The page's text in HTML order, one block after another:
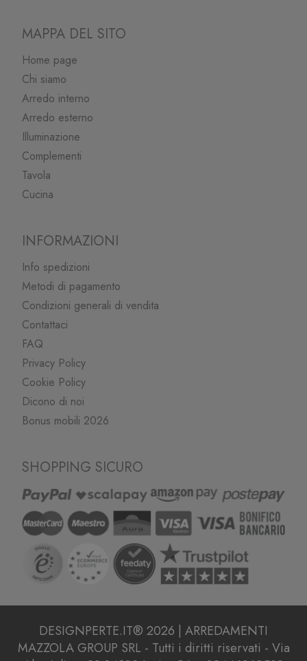
MAPPA DEL SITO
Home page
Chi siamo
Arredo interno
Arredo esterno
Illuminazione
Complementi
Tavola
Cucina
INFORMAZIONI
Info spedizioni
Metodi di pagamento
Condizioni generali di vendita
Contattaci
FAQ
Privacy Policy
Cookie Policy
Dicono di noi
Bonus mobili 2026
SHOPPING SICURO
DESIGNPERTE.IT® 2026 | ARREDAMENTI
MAZZOLA GROUP SRL - Tutti i diritti riservati - Via